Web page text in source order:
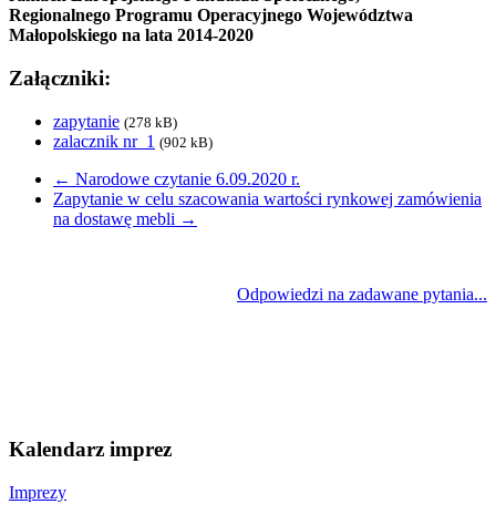
Regionalnego Programu Operacyjnego Województwa
Małopolskiego na lata 2014-2020
Załączniki:
zapytanie (278 kB)
zalacznik nr_1 (902 kB)
← Narodowe czytanie 6.09.2020 r.
Zapytanie w celu szacowania wartości rynkowej zamówienia
na dostawę mebli →
Odpowiedzi na zadawane pytania...
Kalendarz imprez
Imprezy